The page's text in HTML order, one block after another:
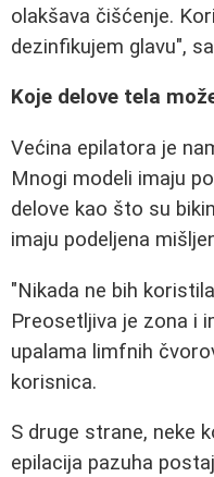
olakšava čišćenje.
dezinfikujem glavu",
Koje delove tela
Većina epilatora je
Mnogi modeli imaju
delove kao što su
imaju podeljena
"Nikada ne bih
Preosetljiva je zona i
upalama limfnih
korisnica.
S druge strane, neke
epilacija pazuha